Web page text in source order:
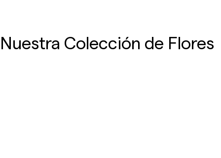
Nuestra Colección de Flores